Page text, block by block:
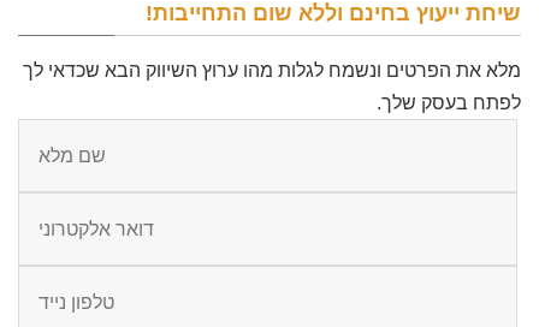
שיחת ייעוץ בחינם וללא שום התחייבות!
מלא את הפרטים ונשמח לגלות מהו ערוץ השיווק הבא שכדאי לך
לפתח בעסק שלך.